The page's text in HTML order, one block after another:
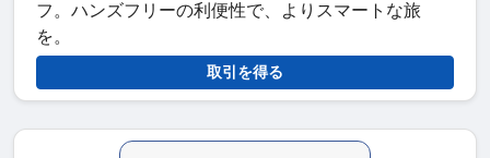
フ。ハンズフリーの利便性で、よりスマートな旅
を。
取引を得る